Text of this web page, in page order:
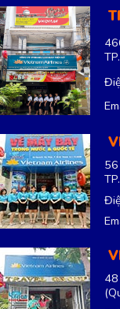
Copyright 2013 ©